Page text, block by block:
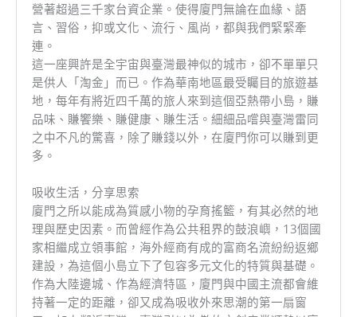
營著超過三千家台資企業。使得廈門無論在血緣、語
言、習俗，抑或文化、流行、風尚，都與我們緊緊牽
連。
這一座興許是全宇宙與臺灣最神似的城市，卻不單單只
是供人「淘金」而已。作為華南地區最受矚目的旅遊基
地，每年有將近四千萬的旅人來到這個亞熱帶小島，賺
品味、賺饗樂、賺健康、賺生活。細細品嚐與臺灣雷同
之中不凡的驚喜，除了賺錢以外，在廈門你可以賺到更
多。
吸收生活，分享思索
廈門之所以能成為質感小物的孕育搖籃，有其必然的地
理與歷史因素。而曾經作為公共租界的鼓浪嶼，13個國
家相繼成立領事館，海外經商有成的富商名流紛紛返鄉
建設，為這個小島立下了包容多元文化的特質與基礎。
作為大陸邊城、作為經濟特區，廈門與中國主流都會維
持著一定的距離，卻又成為吸收外來思潮的第一扇窗